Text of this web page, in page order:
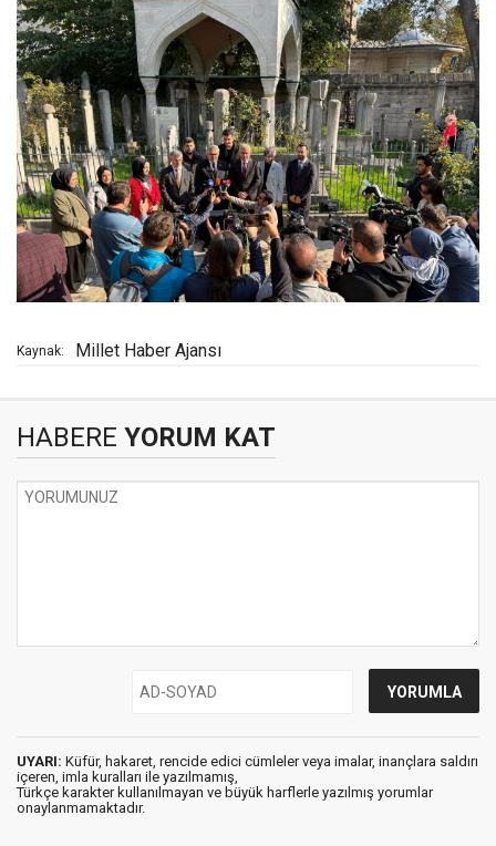
Kaynak: Millet Haber Ajansı
HABERE YORUM KAT
UYARI: Küfür, hakaret, rencide edici cümleler veya imalar, inançlara saldırı
içeren, imla kuralları ile yazılmamış,
Türkçe karakter kullanılmayan ve büyük harflerle yazılmış yorumlar
onaylanmamaktadır.